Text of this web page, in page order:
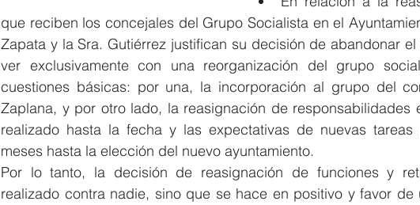
que reciben los concejales del Grupo Socialista en el
Zapata y la Sra. Gutiérrez justifican su decisión de abandonar
ver exclusivamente con una reorganización del grupo
cuestiones básicas: por una, la incorporación al grupo del
Zaplana, y por otro lado, la reasignación de responsabilidades
realizado hasta la fecha y las expectativas de nuevas
meses hasta la elección del nuevo ayuntamiento.
Por lo tanto, la decisión de reasignación de funciones y
realizado contra nadie, sino que se hace en positivo y favor